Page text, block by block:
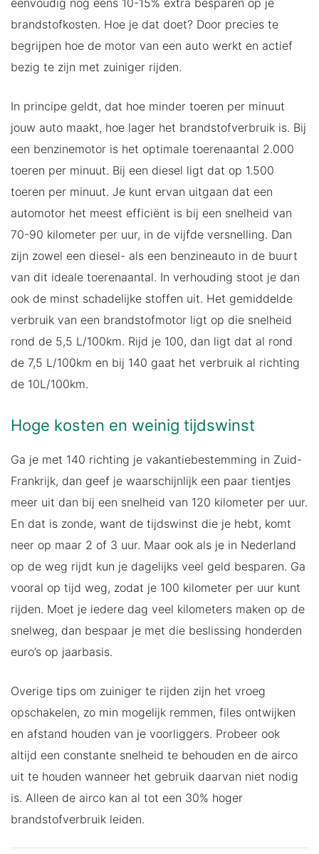
brandstofkosten. Hoe je dat doet? Door precies te
begrijpen hoe de motor van een auto werkt en actief
bezig te zijn met zuiniger rijden.
In principe geldt, dat hoe minder toeren per minuut
jouw auto maakt, hoe lager het brandstofverbruik is. Bij
een benzinemotor is het optimale toerenaantal 2.000
toeren per minuut. Bij een diesel ligt dat op 1.500
toeren per minuut. Je kunt ervan uitgaan dat een
automotor het meest efficiënt is bij een snelheid van
70-90 kilometer per uur, in de vijfde versnelling. Dan
zijn zowel een diesel- als een benzineauto in de buurt
van dit ideale toerenaantal. In verhouding stoot je dan
ook de minst schadelijke stoffen uit. Het gemiddelde
verbruik van een brandstofmotor ligt op die snelheid
rond de 5,5 L/100km. Rijd je 100, dan ligt dat al rond
de 7,5 L/100km en bij 140 gaat het verbruik al richting
de 10L/100km.
Hoge kosten en weinig tijdswinst
Ga je met 140 richting je vakantiebestemming in Zuid-
Frankrijk, dan geef je waarschijnlijk een paar tientjes
meer uit dan bij een snelheid van 120 kilometer per uur.
En dat is zonde, want de tijdswinst die je hebt, komt
neer op maar 2 of 3 uur. Maar ook als je in Nederland
op de weg rijdt kun je dagelijks veel geld besparen. Ga
vooral op tijd weg, zodat je 100 kilometer per uur kunt
rijden. Moet je iedere dag veel kilometers maken op de
snelweg, dan bespaar je met die beslissing honderden
euro’s op jaarbasis.
Overige tips om zuiniger te rijden zijn het vroeg
opschakelen, zo min mogelijk remmen, files ontwijken
en afstand houden van je voorliggers. Probeer ook
altijd een constante snelheid te behouden en de airco
uit te houden wanneer het gebruik daarvan niet nodig
is. Alleen de airco kan al tot een 30% hoger
brandstofverbruik leiden.